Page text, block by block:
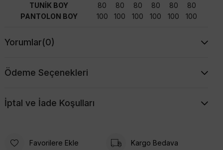
TUNİK BOY
80 80 80 80 80
80
PANTOLON BOY
100 100 100 100 100 100
Yorumlar(0)
Ödeme Seçenekleri
İptal ve İade Koşulları
Favorilere Ekle Kargo Bedava